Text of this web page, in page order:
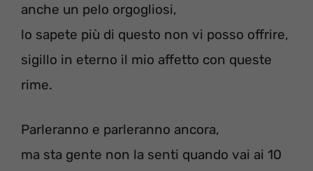
anche un pelo orgogliosi,
lo sapete più di questo non vi posso offrire,
sigillo in eterno il mio affetto con queste
rime.
Parleranno e parleranno ancora,
ma sta gente non la senti quando vai ai 10